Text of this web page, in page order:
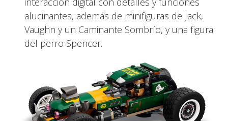
alucinantes, además de minifiguras de Jack,
Vaughn y un Caminante Sombrío, y una figura
del perro Spencer.